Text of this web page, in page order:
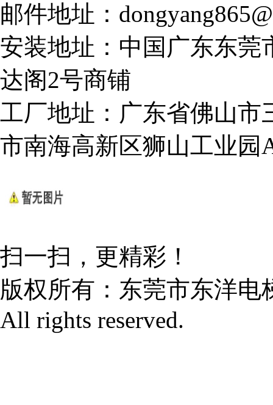
邮件地址：
安装地址：中国广东东莞
达阁2号商铺
工厂地址：广东省佛山市
市南海高新区狮山工业园
扫一扫，更精彩！
版权所有： 东莞市东洋电
All rights reserved.